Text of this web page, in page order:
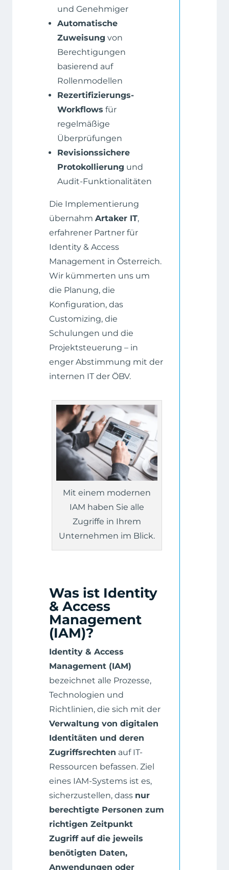
und Genehmiger
Automatische
Zuweisung von
Berechtigungen
basierend auf
Rollenmodellen
Rezertifizierungs-
Workflows für
regelmäßige
Überprüfungen
Revisionssichere
Protokollierung und
Audit-Funktionalitäten
Die Implementierung
übernahm Artaker IT,
erfahrener Partner für
Identity & Access
Management in Österreich.
Wir kümmerten uns um
die Planung, die
Konfiguration, das
Customizing, die
Schulungen und die
Projektsteuerung – in
enger Abstimmung mit der
internen IT der ÖBV.
Mit einem modernen
IAM haben Sie alle
Zugriffe in Ihrem
Unternehmen im Blick.
Was ist Identity
& Access
Management
(IAM)?
Identity & Access
Management (IAM)
bezeichnet alle Prozesse,
Technologien und
Richtlinien, die sich mit der
Verwaltung von digitalen
Identitäten und deren
Zugriffsrechten auf IT-
Ressourcen befassen. Ziel
eines IAM-Systems ist es,
sicherzustellen, dass nur
berechtigte Personen zum
richtigen Zeitpunkt
Zugriff auf die jeweils
benötigten Daten,
Anwendungen oder